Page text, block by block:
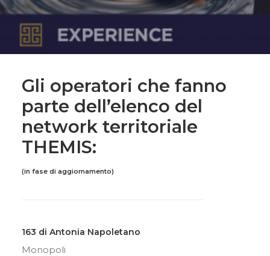
RICERCA
Gli operatori che fanno
parte dell’elenco del
network territoriale
THEMIS:
(in fase di aggiornamento)
163 di Antonia Napoletano
Monopoli